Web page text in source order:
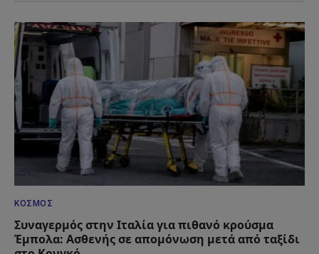
ΚΌΣΜΟΣ
Συναγερμός στην Ιταλία για πιθανό κρούσμα
Έμπολα: Ασθενής σε απομόνωση μετά από ταξίδι